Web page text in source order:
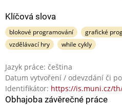
Klíčová slova
blokové programování grafické
vzdělávací hry
while cykly
Jazyk práce: čeština
Datum vytvoření / odevzdání či
Identifikátor: https://is.muni.cz/
Obhajoba závěrečné práce